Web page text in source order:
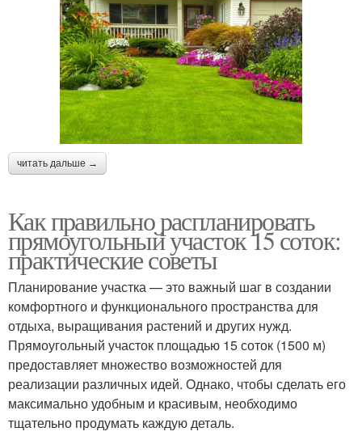
читать дальше →
Как правильно распланировать
прямоугольный участок 15 соток:
практические советы
Планирование участка — это важный шаг в создании
комфортного и функционального пространства для
отдыха, выращивания растений и других нужд.
Прямоугольный участок площадью 15 соток (1500 м)
предоставляет множество возможностей для
реализации различных идей. Однако, чтобы сделать его
максимально удобным и красивым, необходимо
тщательно продумать каждую деталь.